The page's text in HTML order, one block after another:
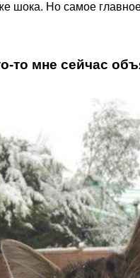
шока. Но самое
то мне сейчас